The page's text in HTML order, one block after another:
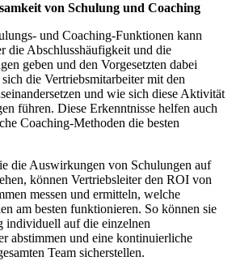
von Schulung und Coaching
und Coaching-Funktionen kann
die Abschlusshäufigkeit und die
geben und den Vorgesetzten dabei
die Vertriebsmitarbeiter mit den
und wie sich diese Aktivität
führen. Diese Erkenntnisse helfen auch
Coaching-Methoden die besten
die Auswirkungen von Schulungen auf
können Vertriebsleiter den ROI von
messen und ermitteln, welche
am besten funktionieren. So können sie
individuell auf die einzelnen
abstimmen und eine kontinuierliche
Team sicherstellen.